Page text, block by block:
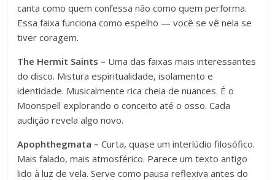
canta como quem confessa não como quem performa.
Essa faixa funciona como espelho — você se vê nela se
tiver coragem.
The Hermit Saints – Uma das faixas mais interessantes
do disco. Mistura espiritualidade, isolamento e
identidade. Musicalmente rica cheia de nuances. É o
Moonspell explorando o conceito até o osso. Cada
audição revela algo novo.
Apophthegmata – Curta, quase um interlúdio filosófico.
Mais falado, mais atmosférico. Parece um texto antigo
lido à luz de vela. Serve como pausa reflexiva antes do